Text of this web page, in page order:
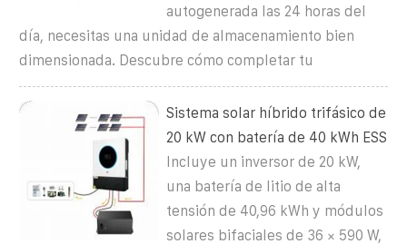
autogenerada las 24 horas del
día, necesitas una unidad de almacenamiento bien
dimensionada. Descubre cómo completar tu
Sistema solar híbrido trifásico de
20 kW con batería de 40 kWh ESS
Incluye un inversor de 20 kW,
una batería de litio de alta
tensión de 40,96 kWh y módulos
solares bifaciales de 36 × 590 W,